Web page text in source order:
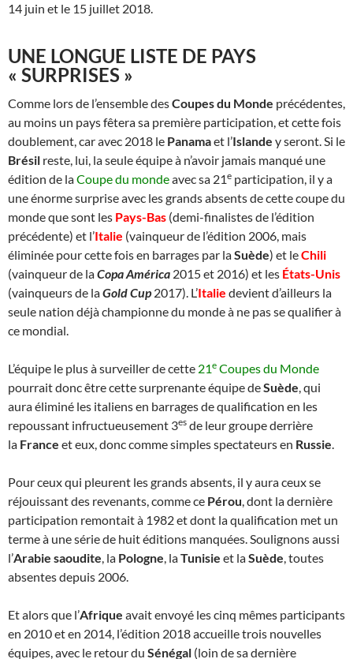
14 juin et le 15 juillet 2018.
UNE LONGUE LISTE DE PAYS
« SURPRISES »
Comme lors de l’ensemble desCoupes du Monde précédentes,
au moins un pays fêtera sa première participation, et cette fois
doublement, car avec 2018 le Panamaet l’Islande y seront. Si le
Brésil reste, lui, la seule équipe à n’avoir jamais manqué une
édition de laCoupe du mondeavec sa 21e participation, il y a
une énorme surprise avec les grands absents de cette coupe du
monde que sont les Pays-Bas (demi-finalistes de l’édition
précédente) et l’Italie (vainqueur de l’édition 2006, mais
éliminée pour cette fois en barrages par laSuède) et leChili
(vainqueur de laCopa América 2015 et 2016) et les États-Unis
(vainqueurs de laGold Cup2017). L’Italie devient d’ailleurs la
seule nation déjà championne du monde à ne pas se qualifier à
ce mondial.
L’équipe le plus à surveiller de cette 21e Coupes du Monde
pourrait donc être cette surprenante équipe deSuède, qui
aura éliminé les italiens en barrages de qualification en les
repoussant infructueusement 3es de leur groupe derrière
la France et eux, donc comme simples spectateurs en Russie.
Pour ceux qui pleurent les grands absents, il y aura ceux se
réjouissant des revenants, comme ce Pérou, dont la dernière
participation remontait à 1982 et dont la qualification met un
terme à une série de huit éditions manquées. Soulignons aussi
l’Arabie saoudite, la Pologne, laTunisie et laSuède, toutes
absentes depuis 2006.
Et alors que l’Afrique avait envoyé les cinq mêmes participants
en 2010 et en 2014, l’édition 2018 accueille trois nouvelles
équipes, avec le retour du Sénégal (loin de sa dernière